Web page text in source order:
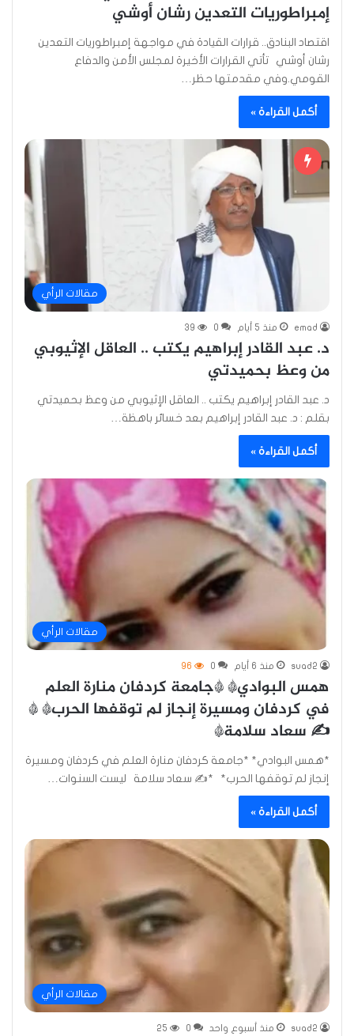
إمبراطوريات التعدين رشان أوشي
اقتصاد البنادق.. قرارات القيادة في مواجهة إمبراطوريات التعدين
رشان أوشي تأتي القرارات الأخيرة لمجلس الأمن والدفاع
القومي.وفي مقدمتها حظر…
أكمل القراءة »
مقالات الرأي
emad منذ 5 أيام 0
39
د. عبد القادر إبراهيم يكتب .. العاقل الإثيوبي
من وعظ بحميدتي
د. عبد القادر إبراهيم يكتب .. العاقل الإثيوبي من وعظ بحميدتي
بقلم : د. عبد القادر إبراهيم بعد خسائر باهظة…
أكمل القراءة »
مقالات الرأي
suad2 منذ 6 أيام 0
96
همس البوادي* *جامعة كردفان منارة العلم
في كردفان ومسيرة إنجاز لم توقفها الحرب* *
✍️ سعاد سلامة*
*همس البوادي* *جامعة كردفان منارة العلم في كردفان ومسيرة
إنجاز لم توقفها الحرب* *✍️ سعاد سلامة ليست السنوات…
أكمل القراءة »
مقالات الرأي
suad2 منذ أسبوع واحد 0
25